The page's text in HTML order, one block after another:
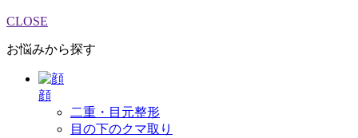
CLOSE
お悩みから探す
顔
二重・目元整形
目の下のクマ取り